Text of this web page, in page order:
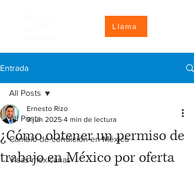
Llama
Entrada
All Posts
Cambio de condición en México
Visas mexicanas
All Posts
¿Cómo obtener un permiso de
trabajo en México por oferta
Ernesto Rizo
9 jun 2025 4 min de lectura